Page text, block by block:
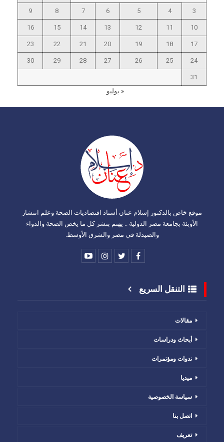
3
4
5
6
7
8
9
10
11
12
13
14
15
16
17
18
19
20
21
22
23
24
25
26
27
28
29
30
31
« يوليو
موقع خاص بالدكتور إسلام عنان أستاذ اقتصاديات الصحة وعلم انتشار
الأوبئة بجامعة مصر الدولية .. يهتم بنشر كل ما يخص الصحة والدواء
والصيدلة في مصر والشرق الأوسط.
التنقل السريع
مقالات
أبحاث ودراسات
ندوات ومؤتمرات
ميديا
سياسة الخصوصية
اتصل بنا
تعريف